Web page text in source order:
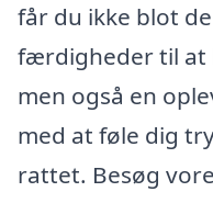
får du ikke blot
færdigheder til at
men også en
med at føle dig
rattet. Besøg